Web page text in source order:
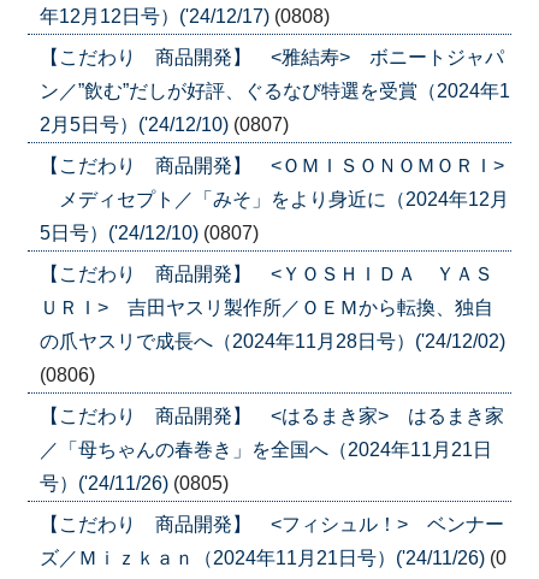
年12月12日号）('24/12/17) (0808)
【こだわり 商品開発】 <雅結寿> ボニートジャパ
ン／”飲む”だしが好評、ぐるなび特選を受賞（2024年1
2月5日号）('24/12/10) (0807)
【こだわり 商品開発】 <ＯＭＩＳＯＮＯＭＯＲＩ>
メディセプト／「みそ」をより身近に（2024年12月
5日号）('24/12/10) (0807)
【こだわり 商品開発】 <ＹＯＳＨＩＤＡ ＹＡＳ
ＵＲＩ> 吉田ヤスリ製作所／ＯＥＭから転換、独自
の爪ヤスリで成長へ（2024年11月28日号）('24/12/02)
(0806)
【こだわり 商品開発】 <はるまき家> はるまき家
／「母ちゃんの春巻き」を全国へ（2024年11月21日
号）('24/11/26) (0805)
【こだわり 商品開発】 <フィシュル！> ベンナー
ズ／Ｍｉｚｋａｎ（2024年11月21日号）('24/11/26) (0